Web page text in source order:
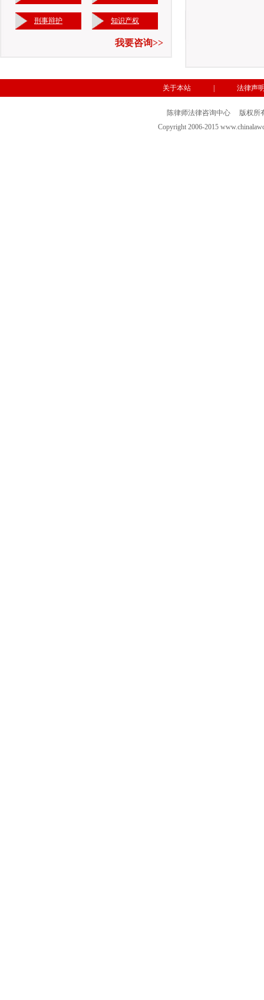
刑事辩护 知识产权
我要咨询>>
关于本站 法律声
陈律师法律咨询中心 版权所
Copyright 2006-2015